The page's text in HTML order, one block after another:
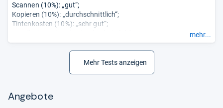
Scannen (10%): „gut“;
Kopieren (10%): „durchschnittlich“;
Tintenkosten (10%): „sehr gut“;
Vielseitigkeit (5%): „gut";
Umwelteigenschaften (20%): „gut“.- Zusammengefasst durch
mehr...
Mehr Tests anzeigen
Angebote